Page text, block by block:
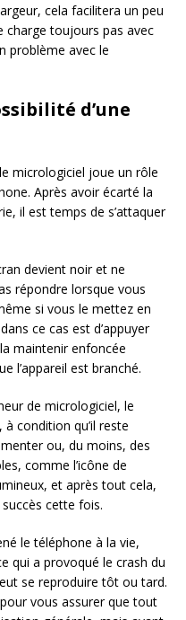
cela facilitera un peu
charge toujours pas avec
problème avec le
d’une
micrologiciel joue un rôle
Après avoir écarté la
il est temps de s’attaquer
devient noir et ne
répondre lorsque vous
si vous le mettez en
ce cas est d’appuyer
maintenir enfoncée
l’appareil est branché.
de micrologiciel, le
condition qu’il reste
ou, du moins, des
comme l’icône de
et après tout cela,
cette fois.
le téléphone à la vie,
qui a provoqué le crash du
se reproduire tôt ou tard.
vous assurer que tout